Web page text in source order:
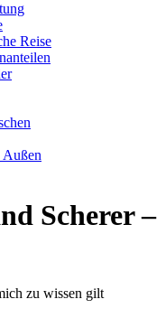
Reise
Außen
Scherer –